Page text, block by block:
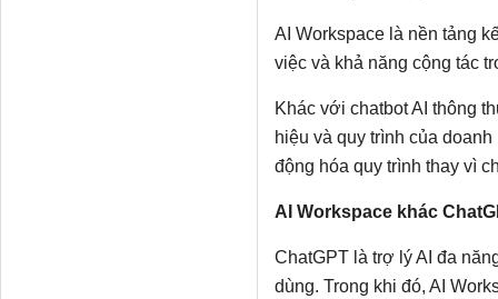
AI Workspace là nền tảng
việc và khả năng cộng tác
Khác với chatbot AI thông
hiệu và quy trình của
động hóa quy trình thay vì
AI Workspace khác
ChatGPT là trợ lý AI đa
dùng. Trong khi đó, AI